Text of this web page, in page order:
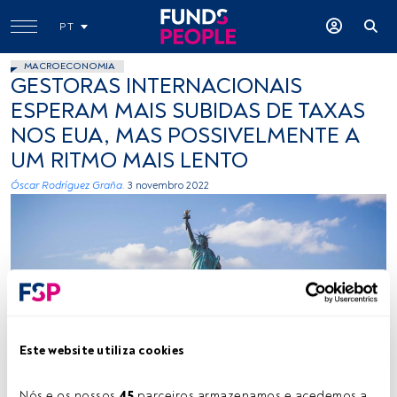
Este website utiliza cookies
PT
MACROECONOMIA
GESTORAS INTERNACIONAIS
ESPERAM MAIS SUBIDAS DE TAXAS
NOS EUA, MAS POSSIVELMENTE A
UM RITMO MAIS LENTO
Óscar Rodríguez Graña. 3 novembro 2022
Créditos: Ferdinand Stohr (Unsplash)